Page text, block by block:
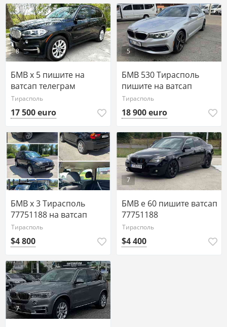
8
БМВ х 5 пишите на
ватсап телеграм
77751188
Тирасполь
17 500 euro
5
БМВ 530 Тирасполь
пишите на ватсап
77751188
Тирасполь
18 900 euro
БМВ х 3 Тирасполь
77751188 на ватсап
Тирасполь
$4 800
7
БМВ е 60 пишите ватсап
77751188
Тирасполь
$4 400
7